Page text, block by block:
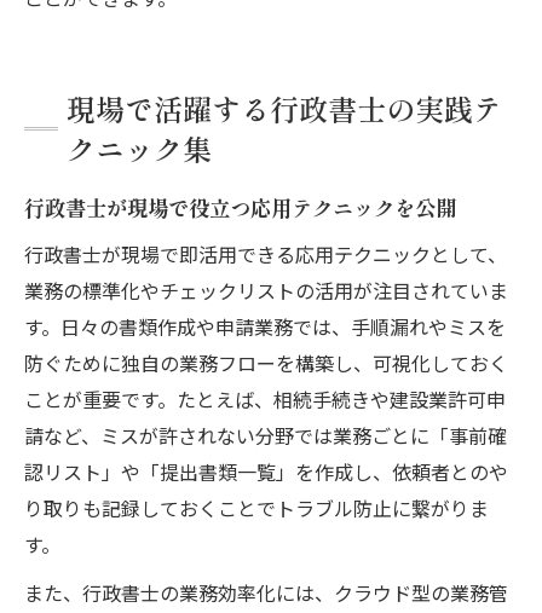
現場で活躍する行政書士の実践テ
クニック集
行政書士が現場で役立つ応用テクニックを公開
行政書士が現場で即活用できる応用テクニックとして、
業務の標準化やチェックリストの活用が注目されていま
す。日々の書類作成や申請業務では、手順漏れやミスを
防ぐために独自の業務フローを構築し、可視化しておく
ことが重要です。たとえば、相続手続きや建設業許可申
請など、ミスが許されない分野では業務ごとに「事前確
認リスト」や「提出書類一覧」を作成し、依頼者とのや
り取りも記録しておくことでトラブル防止に繋がりま
す。
また、行政書士の業務効率化には、クラウド型の業務管